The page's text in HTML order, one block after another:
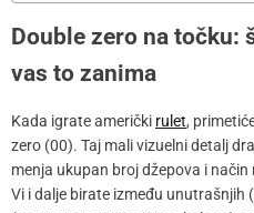
Double zero na točku:
vas to zanima
Kada igrate američki rulet,
zero (00). Taj mali vizuelni detalj
menja ukupan broj džepova i
Vi i dalje birate između unutrašnjih